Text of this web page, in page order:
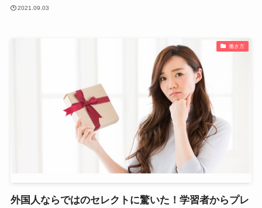
2021.09.03
働き方
外国人ならではのセレクトに驚いた！学習者からプレ